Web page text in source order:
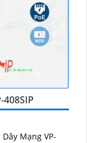
408SIP
Mạng VP-